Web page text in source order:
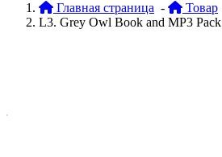
Главная страница - Товар
L3. Grey Owl Book and MP3 Pack